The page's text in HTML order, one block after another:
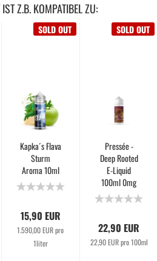
Z.B. KOMPATIBEL ZU:
SOLD OUT
Kapka´s Flava
Sturm
Aroma 10ml
15,90 EUR
1.590,00 EUR pro
1liter
SOLD OUT
Pressée -
Deep Rooted
E-Liquid
100ml 0mg
22,90 EUR
22,90 EUR pro 100ml